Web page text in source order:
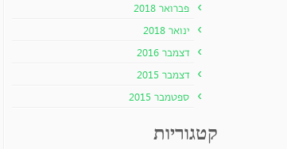
פברואר 2018
ינואר 2018
דצמבר 2016
דצמבר 2015
ספטמבר 2015
קטגוריות